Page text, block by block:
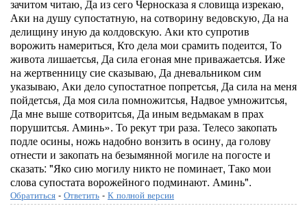
зачитом читаю, Да из сего Черносказа я словища изрекаю,
Аки на душу супостатную, на сотворину ведовскую, Да на
делищину иную да колдовскую. Аки кто супротив
ворожить намериться, Кто дела мои срамить подеится, То
живота лишаетсья, Да сила егоная мне приважаетсья. Иже
на жертвенницу сие сказываю, Да дневальником сим
указываю, Аки дело супостатное попретсья, Да сила на меня
пойдетсья, Да моя сила помножитсья, Надвое умножитсья,
Да мне выше сотворитсья, Да иным ведьмакам в прах
порушитсья. Аминь». То рекут три раза. Телесо закопать
подле осины, ножь надобно вонзить в осину, да голову
отнести и закопать на безымянной могиле на погосте и
сказать: "Яко сию могилу никто не поминает, Тако мои
слова супостата ворожейного подминают. Аминь".
Обратиться - Ответить - К полной версии